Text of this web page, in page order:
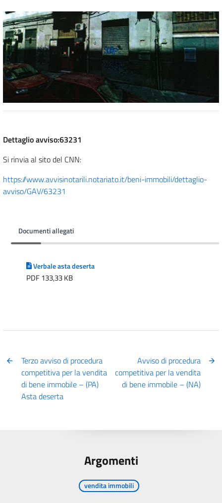
Dettaglio avviso:63231
Si rinvia al sito del CNN:
https://www.avvisinotarili.notariato.it/beni-immobili/dettaglio-
avviso/GAV/63231
Documenti allegati
Verbale asta deserta
PDF 133,33 KB
Terzo avviso di procedura
competitiva per la vendita
di bene immobile – (PA)
Asta deserta
Avviso di procedura
competitiva per la vendita
di bene immobile – (NA)
Argomenti
vendita immobili